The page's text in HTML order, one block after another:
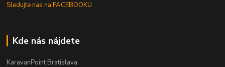
Sledujte nas na FACEBOOKU
Kde nás nájdete
KaravanPoint Bratislava